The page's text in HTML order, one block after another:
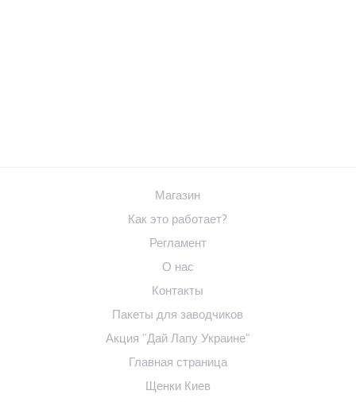
Магазин
Как это работает?
Регламент
О нас
Контакты
Пакеты для заводчиков
Акция "Дай Лапу Украине"
Главная страница
Щенки Киев